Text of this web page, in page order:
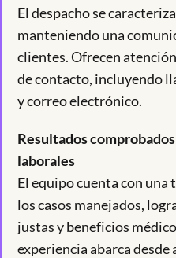
El despacho se
manteniendo una
clientes. Ofrecen
de contacto, incluyendo
y correo electrónico.
Resultados
laborales
El equipo cuenta con una
los casos manejados,
justas y beneficios
experiencia abarca desde